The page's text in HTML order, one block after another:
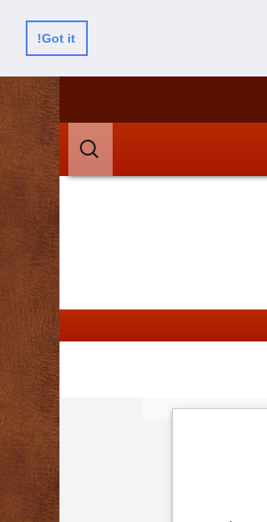
Got it!
البحث
عن: